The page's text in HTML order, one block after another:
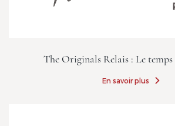
The Originals Relais : Le
En savoir plus